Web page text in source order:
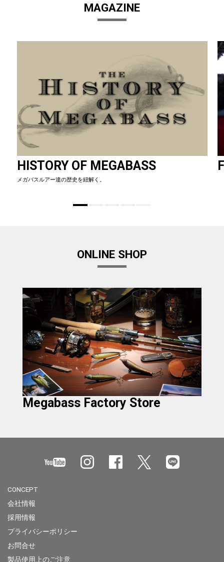
MAGAZINE
HISTORY OF MEGABASS
メガバスルアー達の歴史を紐解く。
ONLINE SHOP
Megabass Factory Store
CONCEPT
会社情報
採用情報
プライバシーポリシー
お問合せ
製品使用上のご注意